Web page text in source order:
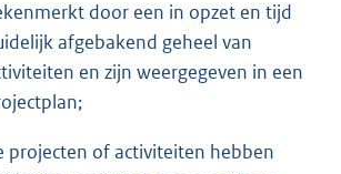
door een in opzet en tijd
afgebakend geheel van
en zijn weergegeven in een
projecten of activiteiten hebben